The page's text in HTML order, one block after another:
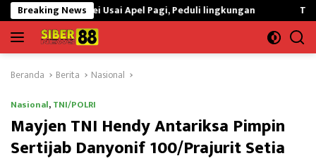
Langsung
ke
konten
Breaking News
Usai Apel Pagi, Peduli lingkungan Tingkatkan
Beranda Berita Nasional
Nasional,TNI/POLRI
Mayjen TNI Hendy Antariksa Pimpin
Sertijab Danyonif 100/Prajurit Setia